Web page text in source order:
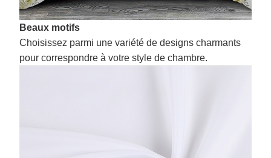
Beaux motifs
Choisissez parmi une variété de designs charmants
pour correspondre à votre style de chambre.